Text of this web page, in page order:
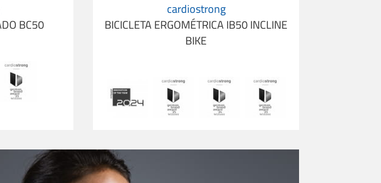
BC50
cardiostrong
BICICLETA ERGOMÉTRICA IB50 INCLINE
BIKE